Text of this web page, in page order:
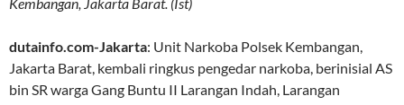
dutainfo.com-Jakarta: Unit Narkoba Polsek Kembangan,
Jakarta Barat, kembali ringkus pengedar narkoba, berinisial AS
bin SR warga Gang Buntu II Larangan Indah, Larangan